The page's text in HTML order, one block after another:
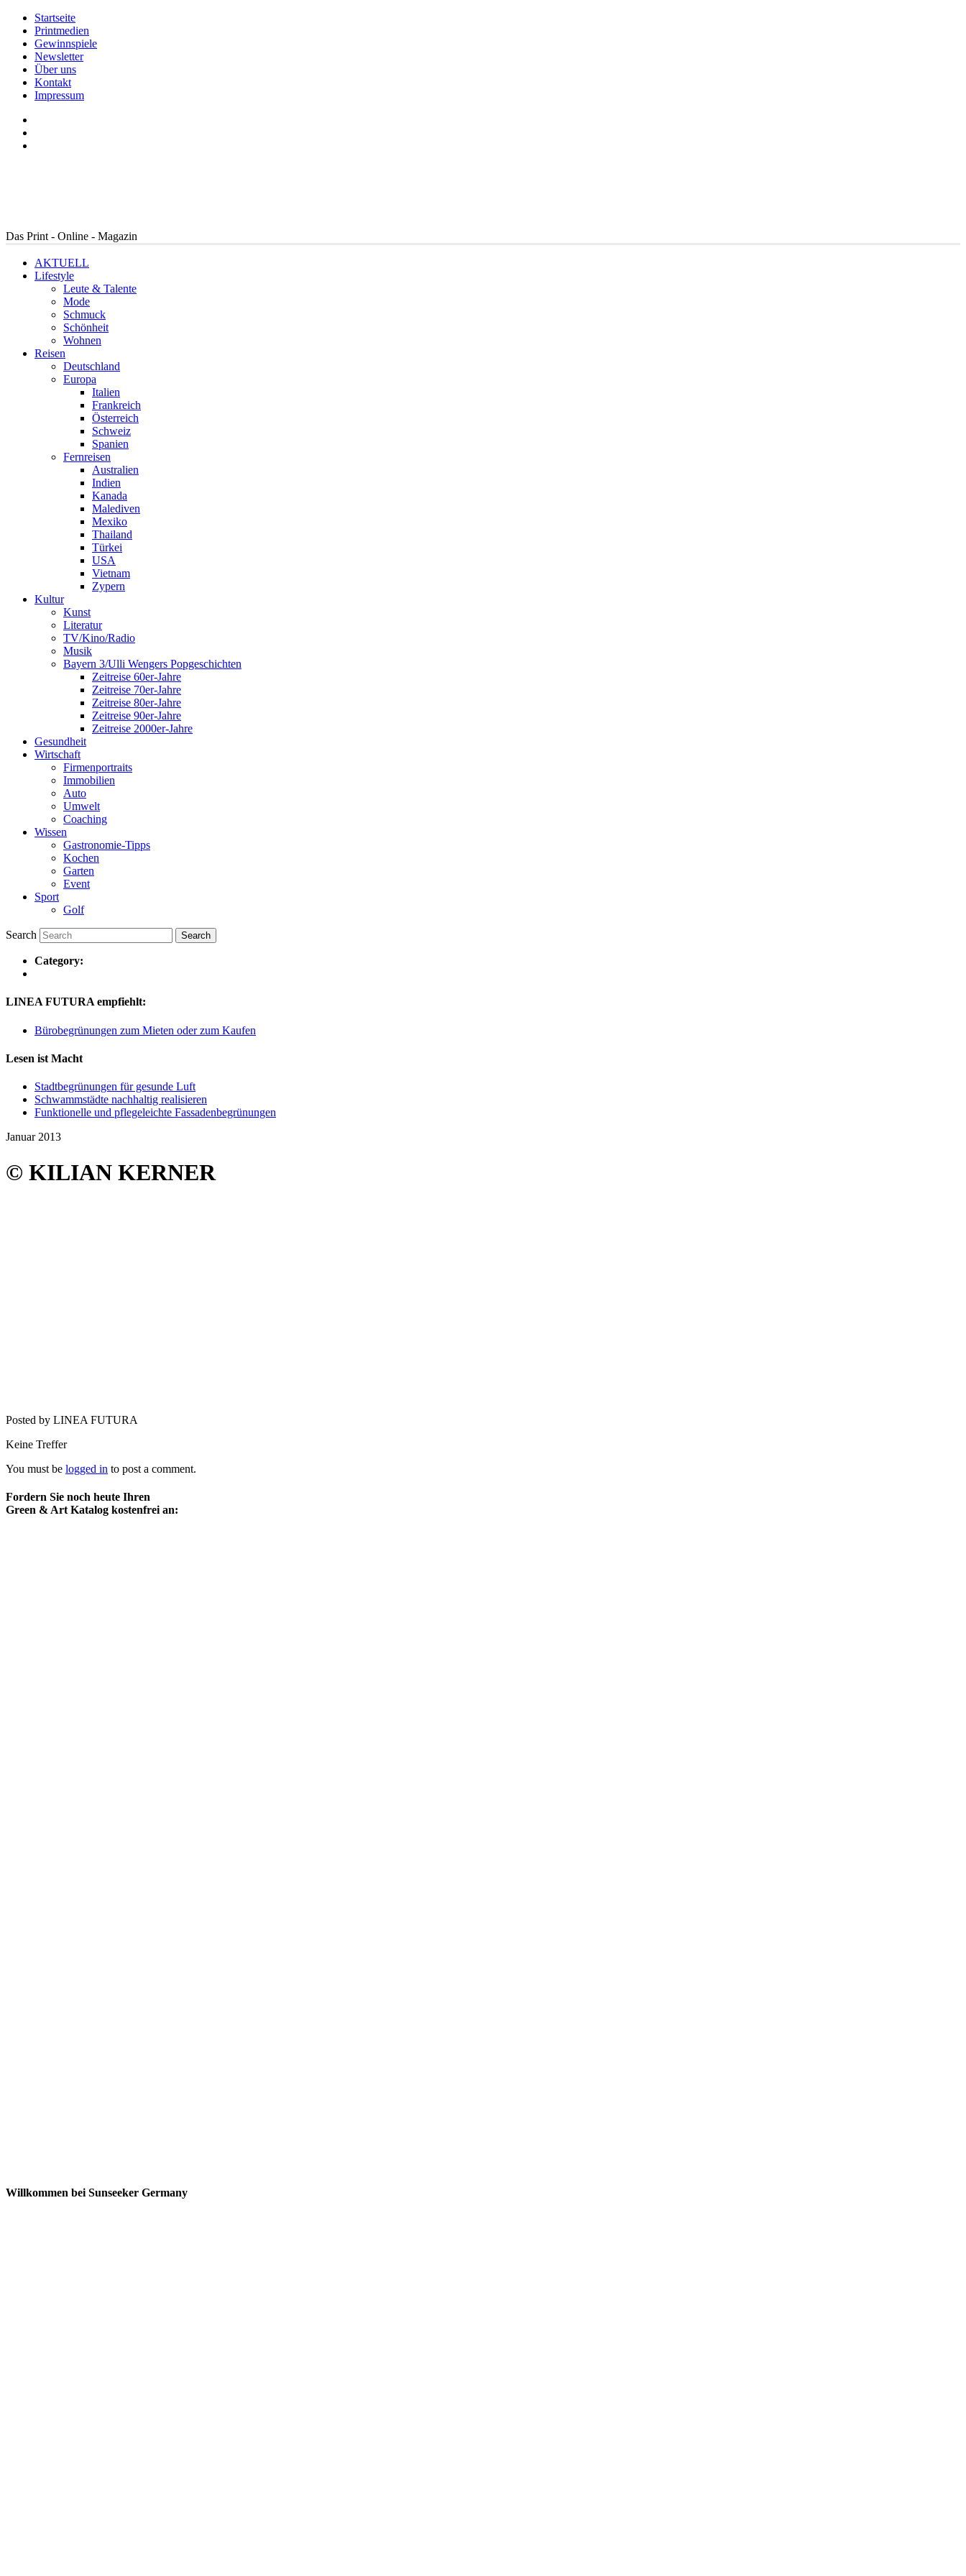
Startseite
Printmedien
Gewinnspiele
Newsletter
Über uns
Kontakt
Impressum
Das Print - Online - Magazin
AKTUELL
Lifestyle
Leute & Talente
Mode
Schmuck
Schönheit
Wohnen
Reisen
Deutschland
Europa
Italien
Frankreich
Österreich
Schweiz
Spanien
Fernreisen
Australien
Indien
Kanada
Malediven
Mexiko
Thailand
Türkei
USA
Vietnam
Zypern
Kultur
Kunst
Literatur
TV/Kino/Radio
Musik
Bayern 3/Ulli Wengers Popgeschichten
Zeitreise 60er-Jahre
Zeitreise 70er-Jahre
Zeitreise 80er-Jahre
Zeitreise 90er-Jahre
Zeitreise 2000er-Jahre
Gesundheit
Wirtschaft
Firmenportraits
Immobilien
Auto
Umwelt
Coaching
Wissen
Gastronomie-Tipps
Kochen
Garten
Event
Sport
Golf
Search
Category:
LINEA FUTURA empfiehlt:
Bürobegrünungen zum Mieten oder zum Kaufen
Lesen ist Macht
Stadtbegrünungen für gesunde Luft
Schwammstädte nachhaltig realisieren
Funktionelle und pflegeleichte Fassadenbegrünungen
Januar 2013
© KILIAN KERNER
Posted by LINEA FUTURA
Keine Treffer
You must be logged in to post a comment.
Fordern Sie noch heute Ihren
Green & Art Katalog kostenfrei an:
Willkommen bei Sunseeker Germany